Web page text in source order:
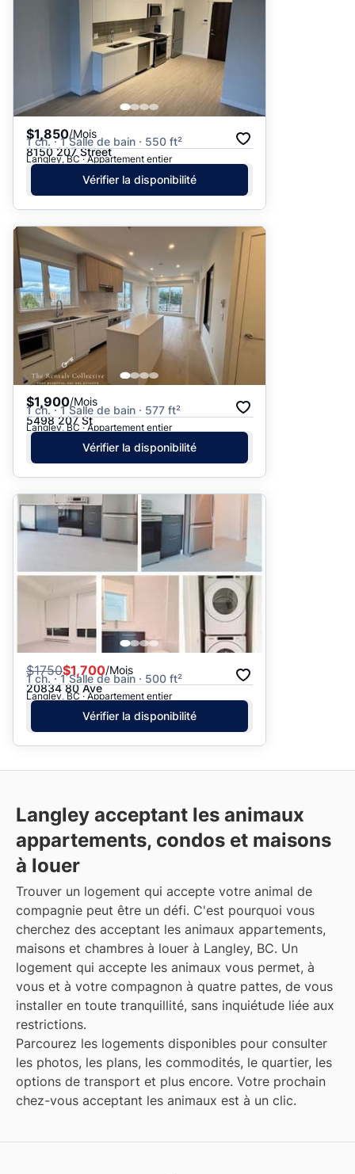
$1,850/Mois
1 ch. · 1 Salle de bain · 550 ft²
8150 207 Street
Langley, BC · Appartement entier
Vérifier la disponibilité
$1,900/Mois
1 ch. · 1 Salle de bain · 577 ft²
5498 207 St
Langley, BC · Appartement entier
Vérifier la disponibilité
$1750$1,700/Mois
1 ch. · 1 Salle de bain · 500 ft²
20834 80 Ave
Langley, BC · Appartement entier
Vérifier la disponibilité
Langley acceptant les animaux
appartements, condos et maisons
à louer
Trouver un logement qui accepte votre animal de
compagnie peut être un défi. C'est pourquoi vous
cherchez des acceptant les animaux appartements,
maisons et chambres à louer à Langley, BC. Un
logement qui accepte les animaux vous permet, à
vous et à votre compagnon à quatre pattes, de vous
installer en toute tranquillité, sans inquiétude liée aux
restrictions.
Parcourez les logements disponibles pour consulter
les photos, les plans, les commodités, le quartier, les
options de transport et plus encore. Votre prochain
chez-vous acceptant les animaux est à un clic.